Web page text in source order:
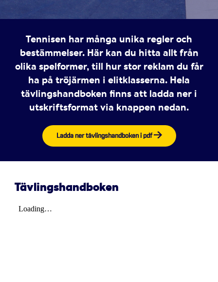
Tennisen har många unika regler och
bestämmelser. Här kan du hitta allt från
olika spelformer, till hur stor reklam du får
ha på tröjärmen i elitklasserna. Hela
tävlingshandboken finns att ladda ner i
utskriftsformat via knappen nedan.
Ladda ner tävlingshandboken i pdf
Tävlingshandboken